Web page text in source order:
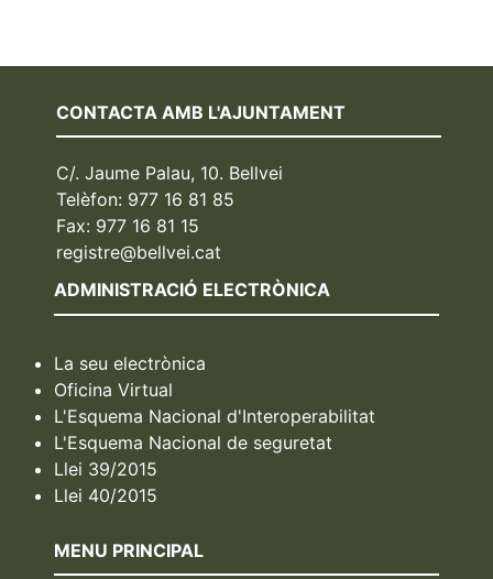
CONTACTA AMB L'AJUNTAMENT
C/. Jaume Palau, 10. Bellvei
Telèfon: 977 16 81 85
Fax: 977 16 81 15
registre@bellvei.cat
ADMINISTRACIÓ ELECTRÒNICA
La seu electrònica
Oficina Virtual
L'Esquema Nacional d'Interoperabilitat
L'Esquema Nacional de seguretat
Llei 39/2015
Llei 40/2015
MENU PRINCIPAL